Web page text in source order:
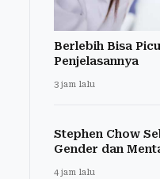
Berlebih Bisa
Penjelasannya
3 jam lalu
Stephen Chow
Gender dan
4 jam lalu